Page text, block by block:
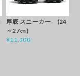
厚底 スニーカー (24
～27㎝）
¥11,000